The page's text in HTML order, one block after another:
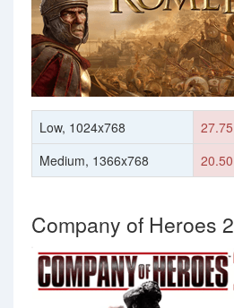
Low, 1024x768
27.75
Medium, 1366x768
20.50
Company of Heroes